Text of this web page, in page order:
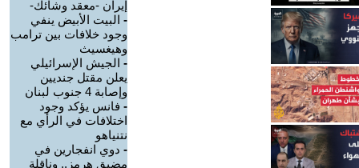
إيران -معقد وشائك-
- البيت الأبيض ينفي
وجود خلافات بين ترامب
وهيغسيث
- الجيش الإسرائيلي
يعلن مقتل جنديين
وإصابة 4 جنوب لبنان
- فانس يؤكد وجود
اختلافات في الرأي مع
نتنياهو
- دوي انفجارين في
مضيق هرمز.. وناقلة